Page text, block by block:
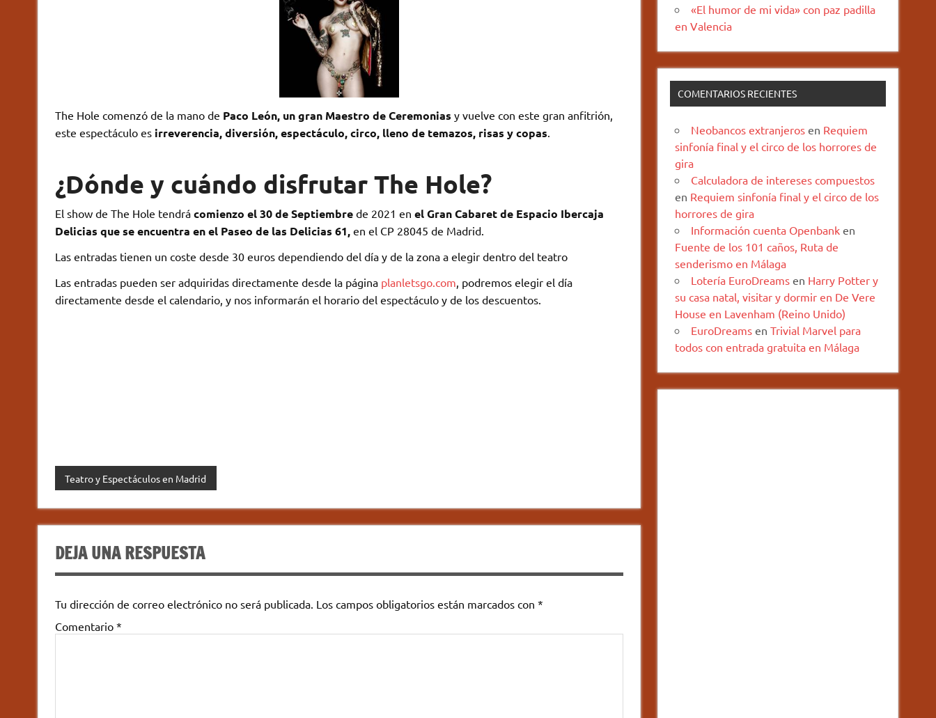
The Hole comenzó de la mano de Paco León, un gran Maestro de Ceremonias y vuelve con este gran anfitrión,
este espectáculo esirreverencia, diversión, espectáculo, circo, lleno de temazos, risas y copas
¿Dónde y cuándo disfrutar The Hole?
El show de The Hole tendrá comienzo el 30 de Septiembrede 2021 en el Gran Cabaret de Espacio Ibercaja
Delicias que se encuentra en el Paseo de las Delicias 61, en el CP 28045 de Madrid.
Las entradas tienen un coste desde 30 euros dependiendo del día y de la zona a elegir dentro del teatro
Las entradas pueden ser adquiridas directamente desde la página planletsgo.com , podremos elegir el día
directamente desde el calendario, y nos informarán el horario del espectáculo y de los descuentos.
Teatro y Espectáculos en Madrid
DEJA UNA RESPUESTA
Tu dirección de correo electrónico no será publicada. Los campos obligatorios están marcados con *
Comentario *
«El humor de mi vida» con paz padilla
en Valencia
COMENTARIOS RECIENTES
Neobancos extranjeros en Requiem
sinfonía final y el circo de los horrores de
gira
Calculadora de intereses compuestos
en Requiem sinfonía final y el circo de los
horrores de gira
Información cuenta Openbank en
Fuente de los 101 caños, Ruta de
senderismo en Málaga
Lotería EuroDreams en Harry Potter y
su casa natal, visitar y dormir en De Vere
House en Lavenham (Reino Unido)
EuroDreams enTrivial Marvel para
todos con entrada gratuita en Málaga